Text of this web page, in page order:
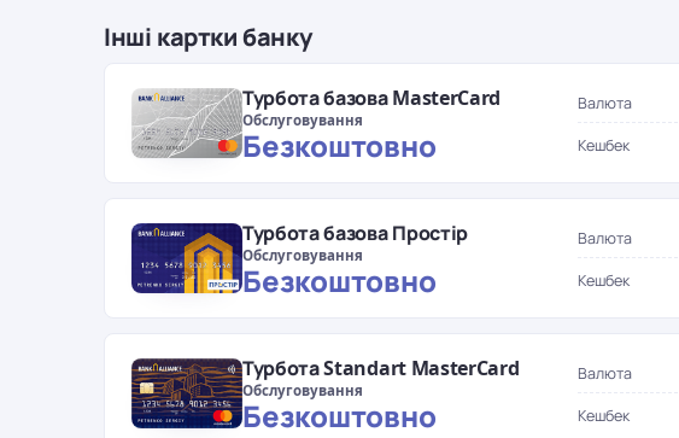
Інші картки банку
Турбота базова MasterCard
Обслуговування
Безкоштовно
Валюта
Кешбек
Турбота базова Простір
Обслуговування
Безкоштовно
Валюта
Кешбек
Турбота Standart MasterCard
Обслуговування
Безкоштовно
Валюта
Кешбек